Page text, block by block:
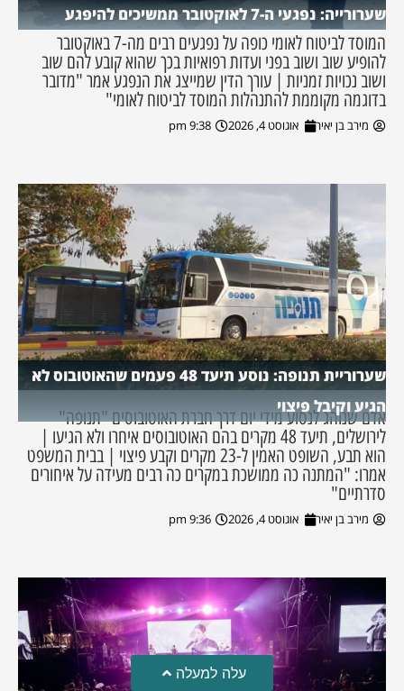
שערורייה: נפגעי ה-7 לאוקטובר ממשיכים להיפגע
המוסד לביטוח לאומי כופה על נפגעים רבים מה-7 באוקטובר
להופיע שוב ושוב בפני ועדות רפואיות בכך שהוא קובע להם שוב
ושוב נכויות זמניות | עורך הדין שמייצג את הנפגע אמר "מדובר
בדוגמה מקוממת להתנהלות המוסד לביטוח לאומי"
מירב בן יאיר אוגוסט 4, 2026 9:38 pm
שערוריית תנופה: נוסע תיעד 48 פעמים שהאוטובוס לא
הגיע וקיבל פיצוי
אדם שנוהג לנסוע מידי יום דרך חברת האוטובוסים "תנופה"
לירושלים, תיעד 48 מקרים בהם האוטובוסים איחרו ולא הגיעו |
הוא תבע, השופט האמין ל-23 מקרים וקבע פיצוי | בבית המשפט
אמרו: "המתנה כה ממושכת במקרים כה רבים מעידה על איחורים
סדרתיים"
מירב בן יאיר אוגוסט 4, 2026 9:36 pm
עלה למעלה